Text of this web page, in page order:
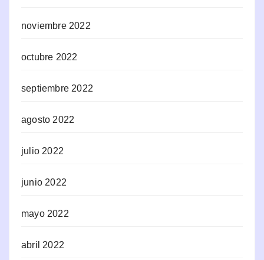
noviembre 2022
octubre 2022
septiembre 2022
agosto 2022
julio 2022
junio 2022
mayo 2022
abril 2022